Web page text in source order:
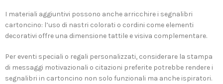
I materiali aggiuntivi possono anche arricchire i segnalibri
cartoncino: l’uso di nastri colorati o cordini come elementi
decorativi offre una dimensione tattile e visiva complementare.
Per eventi speciali o regali personalizzati, considerare la stampa
di messaggi motivazionali o citazioni preferite potrebbe rendere i
segnalibri in cartoncino non solo funzionali ma anche ispiratori.